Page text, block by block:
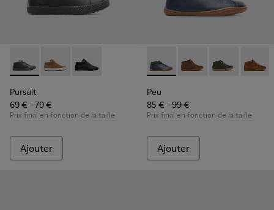
Pursuit - K900164-010 - Black
Pursuit - K900164-005
Pursuit - K900164-001
Pursuit
69 € - 79 €
Prix final en fonction de la taille
Ajouter
Peu - 90019-072 - Blue
Peu - 90019-131
Peu - 90019-
Peu -
Peu
85 € - 99 €
Prix final en fonction de la taille
Ajouter